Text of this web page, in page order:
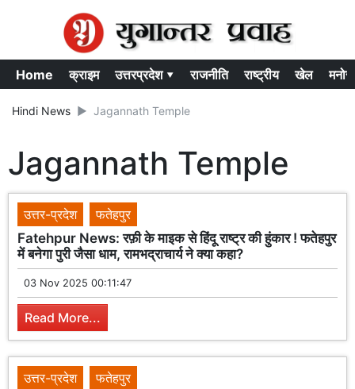
Home क्राइम उत्तरप्रदेश ▾ राजनीति राष्ट्रीय खेल
Hindi News Jagannath Temple
Jagannath Temple
उत्तर-प्रदेश
फतेहपुर
Fatehpur News: रफ़ी के माइक से हिंदू राष्ट्र की हुंकार ! फतेहपुर
में बनेगा पुरी जैसा धाम, रामभद्राचार्य ने क्या कहा?
03 Nov 2025 00:11:47
Read More...
उत्तर-प्रदेश
फतेहपुर